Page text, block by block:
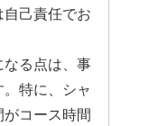
己責任でお
なる点は、事
特に、シャ
コース時間